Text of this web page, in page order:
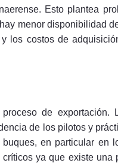
Esto plantea
menor disponibilidad
los costos de
de exportación.
de los pilotos y
en particular en
ya que existe una